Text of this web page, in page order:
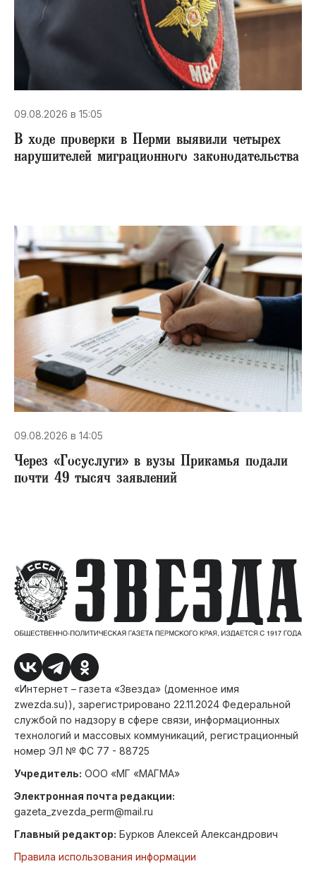
09.08.2026 в 15:05
В ходе проверки в Перми выявили четырех
нарушителей миграционного законодательства
09.08.2026 в 14:05
Через «Госуслуги» в вузы Прикамья подали
почти 49 тысяч заявлений
«Интернет – газета «Звезда» (доменное имя
zwezda.su)), зарегистрировано 22.11.2024 Федеральной
службой по надзору в сфере связи, информационных
технологий и массовых коммуникаций, регистрационный
номер ЭЛ № ФС 77 - 88725
Учредитель: ООО «МГ «МАГМА»
Электронная почта редакции:
gazeta_zvezda_perm@mail.ru
Главный редактор: Бурков Алексей Александрович
Правила использования информации